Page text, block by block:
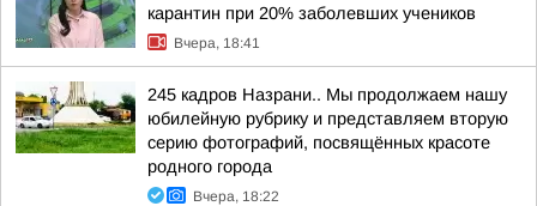
карантин при 20% заболевших учеников
Вчера, 18:41
245 кадров Назрани.. Мы продолжаем нашу
юбилейную рубрику и представляем вторую
серию фотографий, посвящённых красоте
родного города
Вчера, 18:22